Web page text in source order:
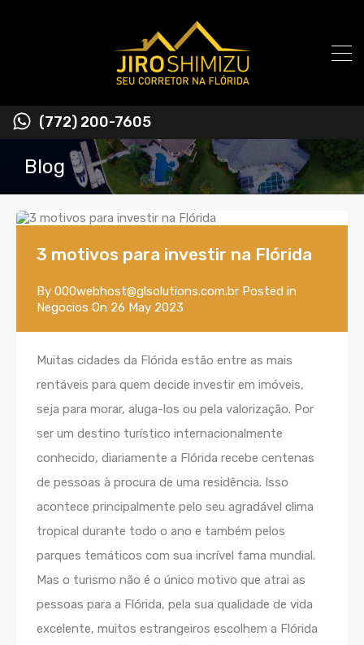
(772) 200-7605
Blog
3 motivos para investir na Flórida
By 000webhost@glsolutions.com.br Posted in
Negocios On 26 May 2023
Muitas cidades da Flórida estão entre as mais
rentáveis para quem decide investir em imóveis,
seja para morar, aluga-los ou pela valorização. Por
ser um destino turístico internacionalmente
conhecido, diariamente a Flórida recebe centenas
de pessoas à procura de uma residência. Isso
acontece principalmente pelo seu agradável clima
tropical durante todo o ano e também pelos
parques temáticos com sua incrível fama mundial.
Mas o turismo não é o único motivo que atrai as
pessoas para a Flórida, pela sua qualidade de vida
excelente, muitos estrangeiros escolhem a Flórida